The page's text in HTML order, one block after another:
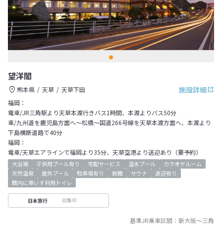
望洋閣
施設詳細
熊本県 天草
天草下田
福岡：
電車/JR三角駅より天草本渡行きバス1時間、本渡よりバス50分
車/九州道を鹿児島方面へ～松橋～国道266号線を天草本渡方面へ、本渡より
下島横断道路で40分
福岡：
電車/天草エアラインで福岡より35分、天草空港より送迎あり（要予約）
大浴場 子供用プール有り 宅配サービス 温水プール
カラオケルーム
天然温泉
屋外プール 駐車場有り 旅館 サウナ
送迎有り
館内に車いす利用トイレ
日本旅行 収集中
基準JR乗車区間： 新大阪～三角